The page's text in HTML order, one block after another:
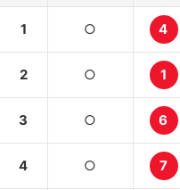
1 ○ 4
2 ○ 1
3 ○ 6
4 ○ 7